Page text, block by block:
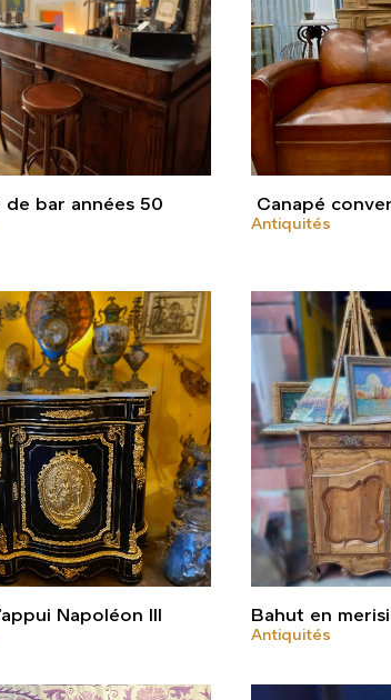
bar années 50 Canapé
Antiquités
Napoléon III Bahut en
Antiquités